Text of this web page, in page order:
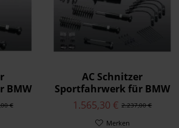
BMW
€
AC Schnitzer
Sportfahrwerk für BMW
4er F32 Coupé mit
adaptivem Fahrwerk
2.237,00 €
1.565,30 €
Merken